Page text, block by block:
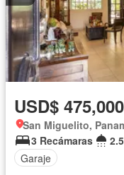
USD$ 475,000
San Miguelito,
3 Recámaras
Garaje